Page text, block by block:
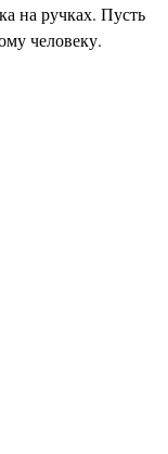
на ручках. Пусть
человеку.